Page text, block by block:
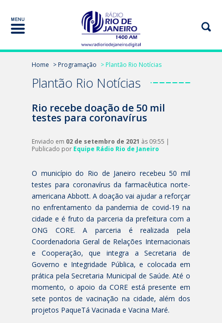
Home > Programação > Plantão Rio Notícias
Plantão Rio Notícias
Rio recebe doação de 50 mil
testes para coronavírus
Enviado em 02 de setembro de 2021 às 09:55 |
Publicado por Equipe Rádio Rio de Janeiro
O município do Rio de Janeiro recebeu 50 mil
testes para coronavírus da farmacêutica norte-
americana Abbott. A doação vai ajudar a reforçar
no enfrentamento da pandemia de covid-19 na
cidade e é fruto da parceria da prefeitura com a
ONG CORE. A parceria é realizada pela
Coordenadoria Geral de Relações Internacionais
e Cooperação, que integra a Secretaria de
Governo e Integridade Pública, e colocada em
prática pela Secretaria Municipal de Saúde. Até o
momento, o apoio da CORE está presente em
sete pontos de vacinação na cidade, além dos
projetos PaqueTá Vacinada e Vacina Maré.